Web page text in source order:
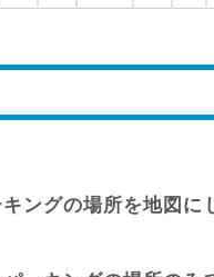
ングの場所を地図に